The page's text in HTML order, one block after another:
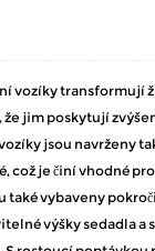
vozíky transformují
jim poskytují
jsou navrženy
což je činí vhodné
také vybaveny
výšky sedadla a